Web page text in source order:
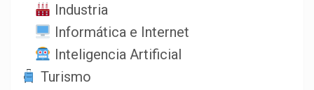
Industria
Informática e Internet
Inteligencia Artificial
Turismo